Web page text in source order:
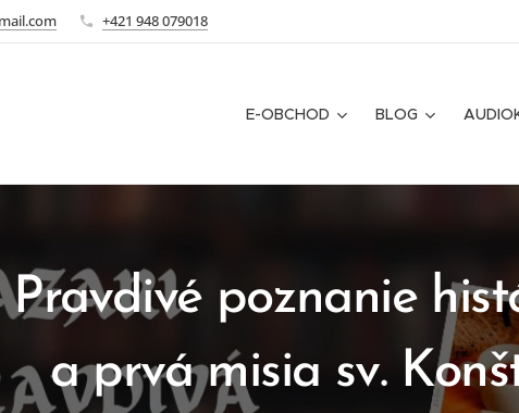
+421 948 079018
E-OBCHOD BLOG
Pravdivé poznanie
a prvá misia sv.